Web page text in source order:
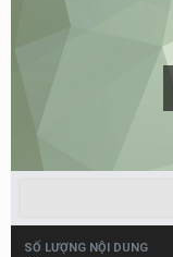
SỐ LƯỢNG NỘI DUNG